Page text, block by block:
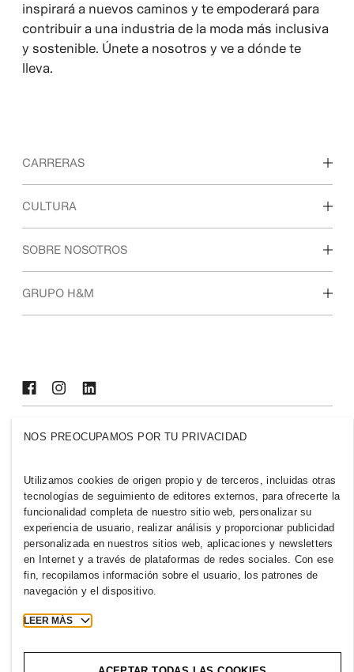
inspirará a nuevos caminos y te empoderará para
contribuir a una industria de la moda más inclusiva
y sostenible. Únete a nosotros y ve a dónde te
lleva.
CARRERAS
Descubre nuestras áreas de trabajo
CULTURA
Nuestra cultura y beneficios
SOBRE NOSOTROS
Quiénes somos
GRUPO H&M
URUGUAY
Cookies Cookie Settings
H&M.com
2026 H & M Hennes and Mauritz AB.
The
NOS PREOCUPAMOS POR TU PRIVACIDAD
Utilizamos cookies de origen propio y de terceros, incluidas otras
tecnologías de seguimiento de editores externos, para ofrecerte la
funcionalidad completa de nuestro sitio web, personalizar su
experiencia de usuario, realizar análisis y proporcionar publicidad
personalizada en nuestros sitios web, aplicaciones y newsletters
en Internet y a través de plataformas de redes sociales. Con ese
fin, recopilamos información sobre el usuario, los patrones de
navegación y el dispositivo.
LEER MÁS